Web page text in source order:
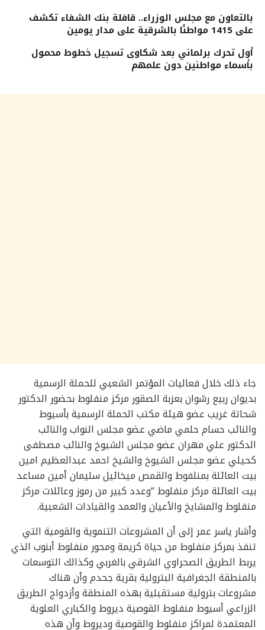
بالتعاون مع مجلس الوزراء.. قافلة بنك الشفاء تكشف
على 1415 مواطنًا بالشرقية على مدار يومين
أول تحرك برلماني بعد شكاوى تسجيل خطوط محمول
بأسماء مواطنين دون علمهم
جاء ذلك خلال فعاليات المؤتمر الشعبي للحملة الرسمية
بديوان ربيع رشوان بعزبة الصقور مركز منفلوط بحضور الدكتور
شحاتة غريب عضو هيئة مكتب الحملة الرسمية بأسيوط
والنائب حسام حلمي ماضي عضو مجلس النواب والنائب
الدكتور علي مهران عضو مجلس الشيوخ والنائب مصطفى
كحيلي عضو مجلس الشيوخ والشيخ احمد عبدالعظيم امين
بيت العائلة بمنلفوط والقمص ميخائيل سليمان أمين مساعد
بيت العائلة مركز منفلوط “وعدد كبير من رموز وعائلات مركز
منفلوط والمشايخ والأعيان والعمد والقيادات الشعبية.
وأشار ياسر عمر إلى أن المشروعات التنموية والقومية التي
تنفذ بمركز منفلوط من حياة كريمة ومحور منفلوط أبنوب الذي
يربط الطريق الصحراوي الشرقي بالغربي وكذالك التوسعات
بالمنطقة الجغرافية البترولية بقرية جحدم وأن هناك
مشروعات بترولية مستقبلية بهذه المنطقة وأزدواج الطريق
الزراعي أسيوط منفلوط القوصية ديروط والكباري العلوية
المعتمدة لمراكز منفلوط والقوصية وديروط وأن هذه